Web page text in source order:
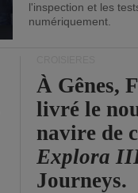
l'inspection et les
numériquement.
À Gênes,
livré le
navire de
Explora
Journeys.